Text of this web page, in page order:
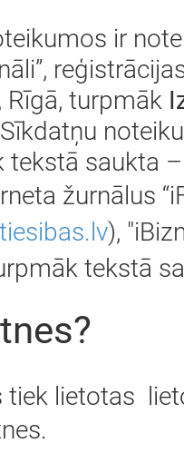
ir
Rīgā, turpmāk
tekstā saukta
žurnālus
),
tekstā
tiek lietotas